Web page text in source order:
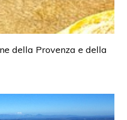
della Provenza e della